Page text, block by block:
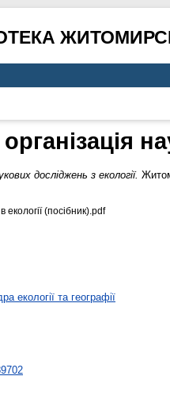
досліджень з екології.
(посібник).pdf
екології та географії